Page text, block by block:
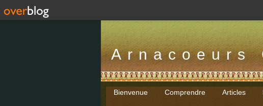
Bienvenue Comprendre Articles